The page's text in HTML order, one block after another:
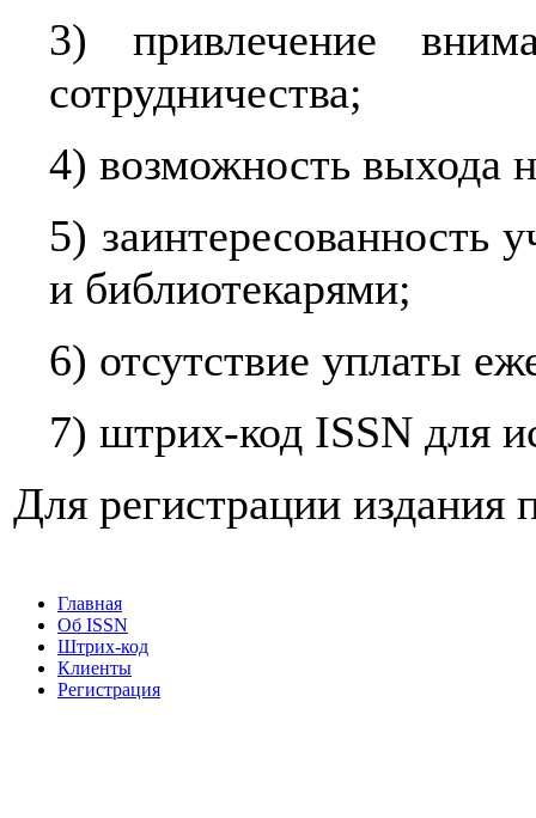
3) привлечение
сотрудничества;
4) возможность выхода
5) заинтересованность
и библиотекарями;
6) отсутствие уплаты
7) штрих-код ISSN для
Для регистрации издания
Главная
Об ISSN
Штрих-код
Клиенты
Регистрация